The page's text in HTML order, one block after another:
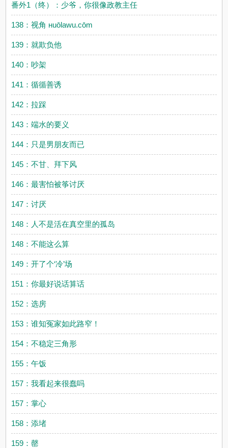
番外1（终）：少爷，你很像政教主任
138：视角 нuōlawu.cōm
139：就欺负他
140：吵架
141：循循善诱
142：拉踩
143：端水的要义
144：只是男朋友而已
145：不甘、拜下风
146：最害怕被筝讨厌
147：讨厌
148：人不是活在真空里的孤岛
148：不能这么算
149：开了个‘冷’场
151：你最好说话算话
152：选房
153：谁知冤家如此路窄！
154：不稳定三角形
155：午饭
157：我看起来很蠢吗
157：掌心
158：添堵
159：罄